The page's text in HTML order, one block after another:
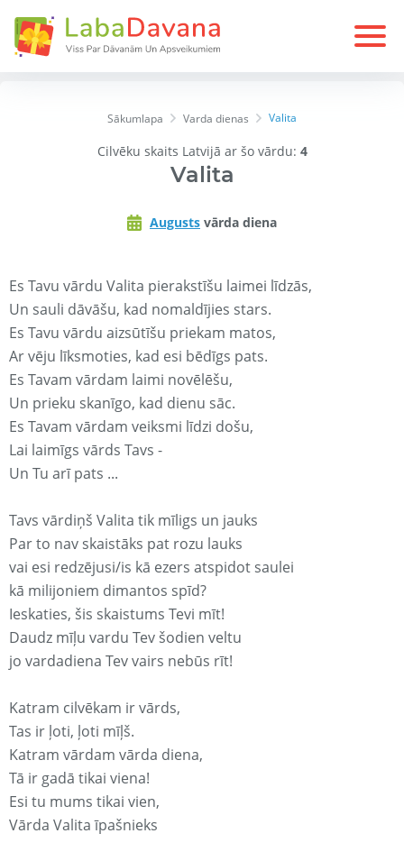
Sākumlapa Varda dienas Valita
Cilvēku skaits Latvijā ar šo vārdu: 4
Valita
Augusts vārda diena
Es Tavu vārdu Valita pierakstīšu laimei līdzās,
Un sauli dāvāšu, kad nomaldījies stars.
Es Tavu vārdu aizsūtīšu priekam matos,
Ar vēju līksmoties, kad esi bēdīgs pats.
Es Tavam vārdam laimi novēlēšu,
Un prieku skanīgo, kad dienu sāc.
Es Tavam vārdam veiksmi līdzi došu,
Lai laimīgs vārds Tavs -
Un Tu arī pats ...
Tavs vārdiņš Valita tik mīligs un jauks
Par to nav skaistāks pat rozu lauks
vai esi redzējusi/is kā ezers atspidot saulei
kā milijoniem dimantos spīd?
Ieskaties, šis skaistums Tevi mīt!
Daudz mīļu vardu Tev šodien veltu
jo vardadiena Tev vairs nebūs rīt!
Katram cilvēkam ir vārds,
Tas ir ļoti, ļoti mīļš.
Katram vārdam vārda diena,
Tā ir gadā tikai viena!
Esi tu mums tikai vien,
Vārda Valita īpašnieks